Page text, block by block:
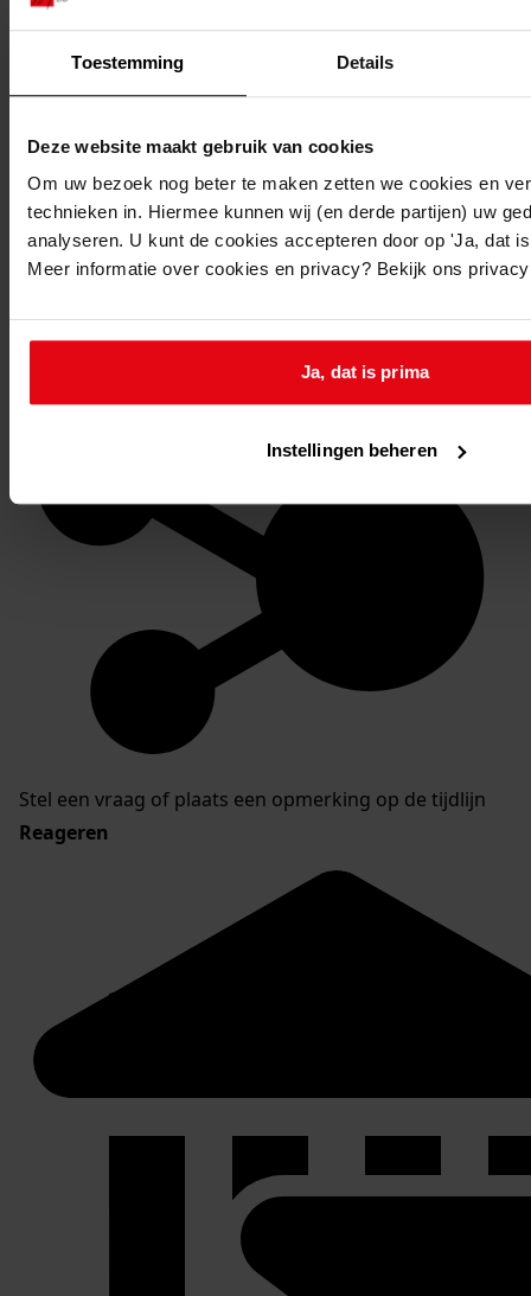
Toestemming Details
Deze website maakt gebruik van cookies
Om uw bezoek nog beter te maken zetten we cookies en
technieken in. Hiermee kunnen wij (en derde partijen) uw
analyseren. U kunt de cookies accepteren door op 'Ja, dat
Meer informatie over cookies en privacy? Bekijk ons
Ja, dat is prima
Instellingen beheren
Favoriet of een notitie maken
Stel een vraag of plaats een opmerking op de tijdlijn
Reageren